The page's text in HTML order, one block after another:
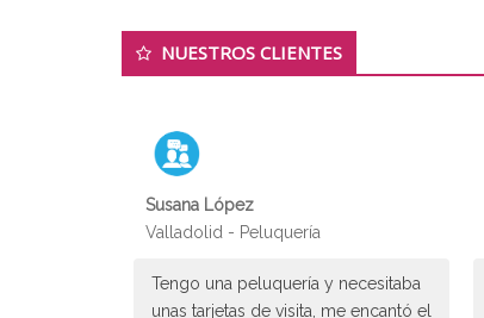
NUESTROS CLIENTES
Susana López
Valladolid - Peluquería
Tengo una peluquería y necesitaba
unas tarjetas de visita, me encantó el